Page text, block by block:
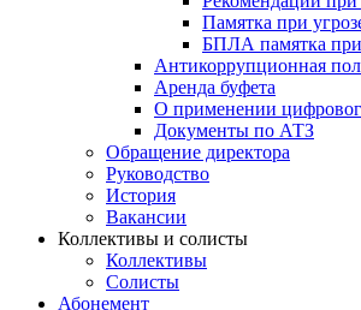
Памятка при
БПЛА памятка при
Антикоррупционная
Аренда буфета
О применении
Документы по АТЗ
Обращение директора
Руководство
История
Вакансии
Коллективы и солисты
Коллективы
Солисты
Абонемент